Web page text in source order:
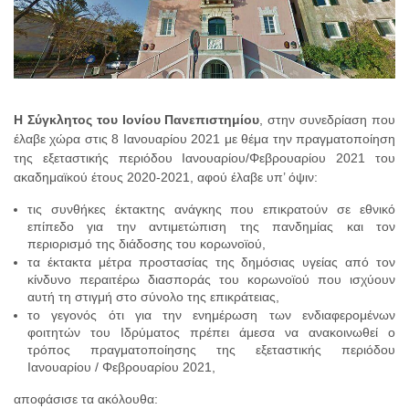
Η Σύγκλητος του Ιονίου Πανεπιστημίου , στην συνεδρίαση που
έλαβε χώρα στις 8 Ιανουαρίου 2021 με θέμα την πραγματοποίηση
της εξεταστικής περιόδου Ιανουαρίου/Φεβρουαρίου 2021 του
ακαδημαϊκού έτους 2020-2021, αφού έλαβε υπ’ όψιν:
τις συνθήκες έκτακτης ανάγκης που επικρατούν σε εθνικό
επίπεδο για την αντιμετώπιση της πανδημίας και τον
περιορισμό της διάδοσης του κορωνοϊού,
τα έκτακτα μέτρα προστασίας της δημόσιας υγείας από τον
κίνδυνο περαιτέρω διασποράς του κορωνοϊού που ισχύουν
αυτή τη στιγμή στο σύνολο της επικράτειας,
το γεγονός ότι για την ενημέρωση των ενδιαφερομένων
φοιτητών του Ιδρύματος πρέπει άμεσα να ανακοινωθεί ο
τρόπος πραγματοποίησης της εξεταστικής περιόδου
Ιανουαρίου / Φεβρουαρίου 2021,
αποφάσισε τα ακόλουθα: